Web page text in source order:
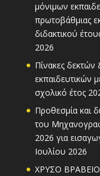
μόνιμων
πρωτοβάθμιας
διδακτικού
2026
Πίνακες
εκπαιδευτικών
σχολικό έτος
Προθεσμία και
του
2026 για
Ιουλίου 2026
ΧΡΥΣΟ ΒΡΑΒΕΙΟ